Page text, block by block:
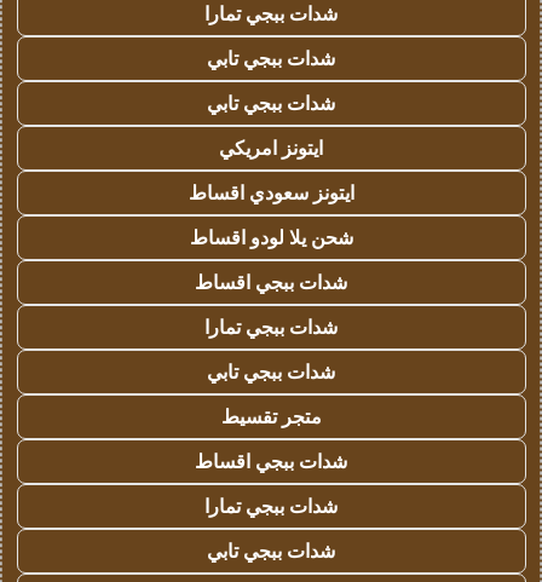
شدات ببجي تمارا
شدات ببجي تابي
شدات ببجي تابي
ايتونز امريكي
ايتونز سعودي اقساط
شحن يلا لودو اقساط
شدات ببجي اقساط
شدات ببجي تمارا
شدات ببجي تابي
متجر تقسيط
شدات ببجي اقساط
شدات ببجي تمارا
شدات ببجي تابي